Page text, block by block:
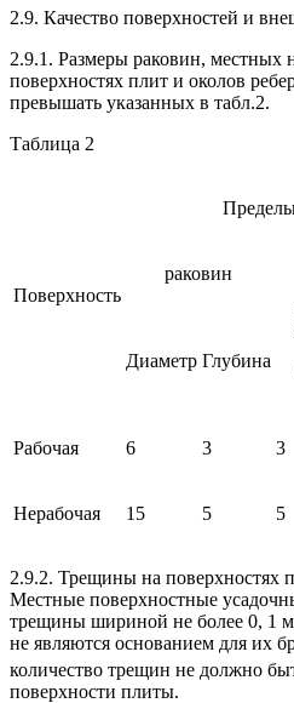
2.9. Качество поверхностей и
2.9.1. Размеры раковин, местных
поверхностях плит и околов
превышать указанных в табл.2.
Таблица 2
Поверхность
раковин
Диаметр Глубина
Рабочая 6 3 3
Нерабочая 15 5 5
2.9.2. Трещины на поверхностях
Местные поверхностные
трещины шириной не более 0, 1
не являются основанием для их
количество трещин не должно
поверхности плиты.